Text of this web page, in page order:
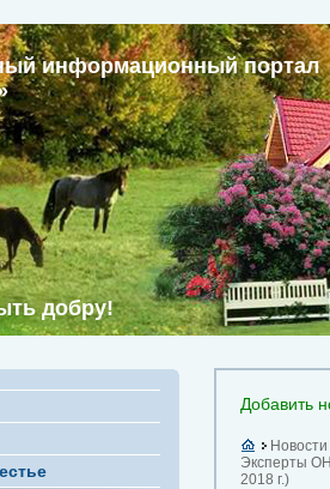
информационный портал
добру!
Добавить
Новости
Эксперты
2018 г.)